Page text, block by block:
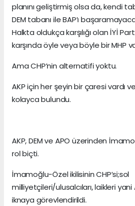
planını geliştirmiş olsa da, kendi
DEM tabanı ile BAP’ı
Halkta oldukça karşılığı olan İYİ
karşında öyle veya böyle bir MHP
Ama CHP’nin alternatifi yoktu.
AKP için her şeyin bir çaresi vardı
kolayca bulundu.
AKP, DEM ve APO üzerinden
rol biçti.
İmamoğlu-Özel ikilisinin CHP’si;sol
milliyetçileri/ulusalcıları, laikleri
iknaya görevlendirildi.